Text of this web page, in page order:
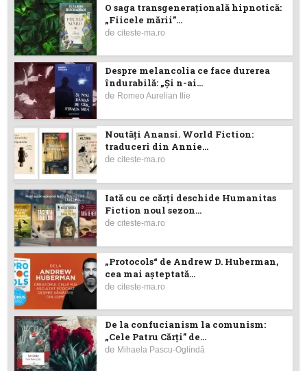
O saga transgenerațională hipnotică:
„Fiicele mării”...
deciteste-ma.ro
Despre melancolia ce face durerea
îndurabilă: „Și n-ai...
de Romeo Aurelian Ilie
Noutăţi Anansi. World Fiction:
traduceri din Annie...
deciteste-ma.ro
Iată cu ce cărţi deschide Humanitas
Fiction noul sezon...
deciteste-ma.ro
„Protocols“ de Andrew D. Huberman,
cea mai așteptată...
deciteste-ma.ro
De la confucianism la comunism:
„Cele Patru Cărți” de...
de Mihaela Pascu-Oglindă